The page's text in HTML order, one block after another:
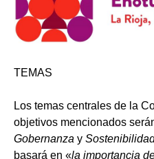
TEMAS
Los temas centrales de la
objetivos mencionados
Gobernanza y
basará en «la importancia